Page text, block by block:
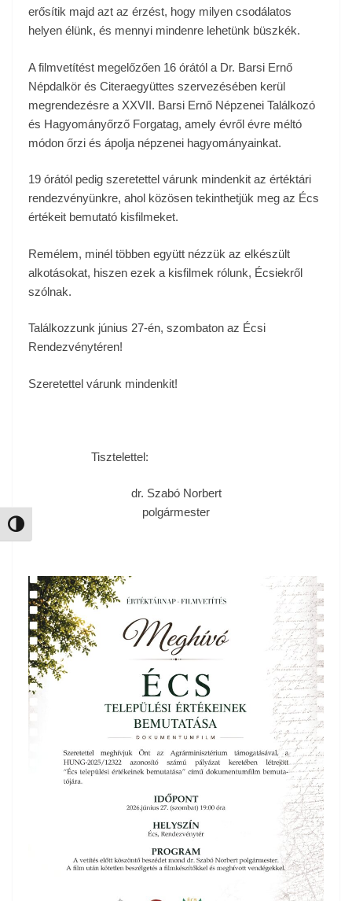
Nagy kontraszt váltása
erősítik majd azt az érzést, hogy milyen csodálatos
helyen élünk, és mennyi mindenre lehetünk büszkék.
A filmvetítést megelőzően 16 órától a Dr. Barsi Ernő
Népdalkör és Citeraegyüttes szervezésében kerül
megrendezésre a XXVII. Barsi Ernő Népzenei Találkozó
és Hagyományőrző Forgatag, amely évről évre méltó
módon őrzi és ápolja népzenei hagyományainkat.
19 órától pedig szeretettel várunk mindenkit az értéktári
rendezvényünkre, ahol közösen tekinthetjük meg az Écs
értékeit bemutató kisfilmeket.
Remélem, minél többen együtt nézzük az elkészült
alkotásokat, hiszen ezek a kisfilmek rólunk, Écsiekről
szólnak.
Találkozzunk június 27-én, szombaton az Écsi
Rendezvénytéren!
Szeretettel várunk mindenkit!
Tisztelettel:
dr. Szabó Norbert
polgármester